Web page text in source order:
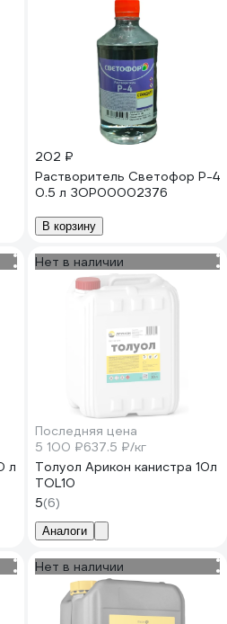
202 ₽
Растворитель Светофор Р-4
0.5 л ЗОР00002376
В корзину
л
Нет в наличии
Последняя цена
5 100 ₽637.5 ₽/кг
Толуол Арикон канистра 10л
TOL10
5(6)
Аналоги
Нет в наличии